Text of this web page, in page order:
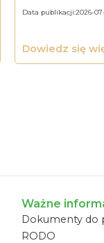
Data publikacji:2026-
Dowiedz się
Ważne
Dokumenty do
RODO